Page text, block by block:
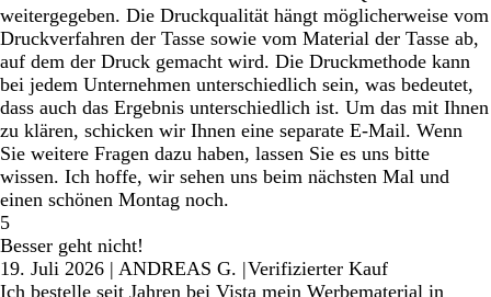
weitergegeben. Die Druckqualität hängt möglicherweise vom
Druckverfahren der Tasse sowie vom Material der Tasse ab,
auf dem der Druck gemacht wird. Die Druckmethode kann
bei jedem Unternehmen unterschiedlich sein, was bedeutet,
dass auch das Ergebnis unterschiedlich ist. Um das mit Ihnen
zu klären, schicken wir Ihnen eine separate E-Mail. Wenn
Sie weitere Fragen dazu haben, lassen Sie es uns bitte
wissen. Ich hoffe, wir sehen uns beim nächsten Mal und
einen schönen Montag noch.
5
Besser geht nicht!
19. Juli 2026 | ANDREAS G. |Verifizierter Kauf
Ich bestelle seit Jahren bei Vista mein Werbematerial in